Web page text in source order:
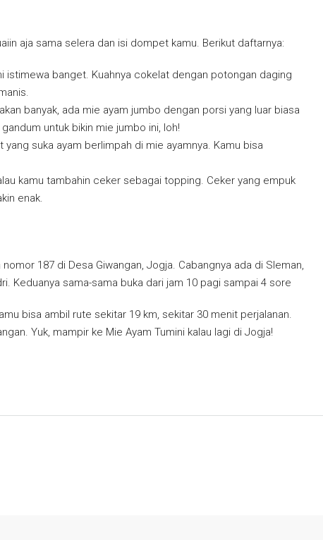
aja sama selera dan isi dompet kamu. Berikut daftarnya:
istimewa banget. Kuahnya cokelat dengan potongan daging
banyak, ada mie ayam jumbo dengan porsi yang luar biasa
untuk bikin mie jumbo ini, loh!
yang suka ayam berlimpah di mie ayamnya. Kamu bisa
kamu tambahin ceker sebagai topping. Ceker yang empuk
enak.
187 di Desa Giwangan, Jogja. Cabangnya ada di Sleman,
Keduanya sama-sama buka dari jam 10 pagi sampai 4 sore
bisa ambil rute sekitar 19 km, sekitar 30 menit perjalanan.
Yuk, mampir ke Mie Ayam Tumini kalau lagi di Jogja!